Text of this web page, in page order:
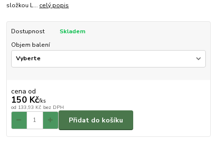
složkou L... celý popis
Dostupnost
Skladem
Objem balení
cena od
150 Kč/ks
od 133,93 Kč bez DPH
Přidat do košíku